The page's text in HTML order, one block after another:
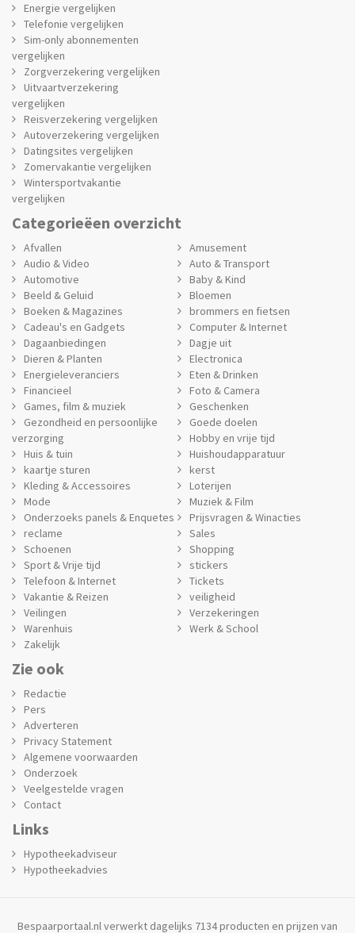
Energie vergelijken
Telefonie vergelijken
Sim-only abonnementen
vergelijken
Zorgverzekering vergelijken
Uitvaartverzekering
vergelijken
Reisverzekering vergelijken
Autoverzekering vergelijken
Datingsites vergelijken
Zomervakantie vergelijken
Wintersportvakantie
vergelijken
Categorieëen overzicht
Afvallen
Amusement
Audio & Video
Auto & Transport
Automotive
Baby & Kind
Beeld & Geluid
Bloemen
Boeken & Magazines
brommers en fietsen
Cadeau's en Gadgets
Computer & Internet
Dagaanbiedingen
Dagje uit
Dieren & Planten
Electronica
Energieleveranciers
Eten & Drinken
Financieel
Foto & Camera
Games, film & muziek
Geschenken
Gezondheid en persoonlijke
verzorging
Goede doelen
Hobby en vrije tijd
Huis & tuin
Huishoudapparatuur
kaartje sturen
kerst
Kleding & Accessoires
Loterijen
Mode
Muziek & Film
Onderzoeks panels & Enquetes
Prijsvragen & Winacties
reclame
Sales
Schoenen
Shopping
Sport & Vrije tijd
stickers
Telefoon & Internet
Tickets
Vakantie & Reizen
veiligheid
Veilingen
Verzekeringen
Warenhuis
Werk & School
Zakelijk
Zie ook
Redactie
Pers
Adverteren
Privacy Statement
Algemene voorwaarden
Onderzoek
Veelgestelde vragen
Contact
Links
Hypotheekadviseur
Hypotheekadvies
Bespaarportaal.nl verwerkt dagelijks 7134 producten en prijzen van